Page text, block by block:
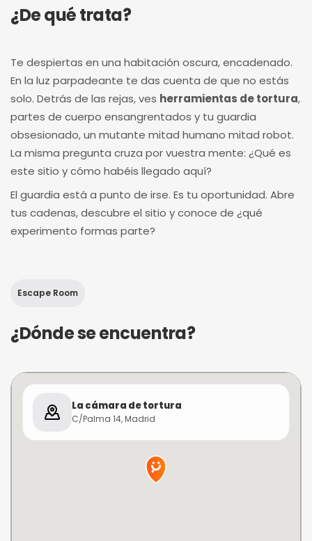
¿De qué trata?
Te despiertas en una habitación oscura, encadenado.
En la luz parpadeante te das cuenta de que no estás
solo. Detrás de las rejas, ves herramientas de tortura,
partes de cuerpo ensangrentados y tu guardia
obsesionado, un mutante mitad humano mitad robot.
La misma pregunta cruza por vuestra mente: ¿Qué es
este sitio y cómo habéis llegado aquí?
El guardia está a punto de irse. Es tu oportunidad. Abre
tus cadenas, descubre el sitio y conoce de ¿qué
experimento formas parte?
Escape Room
¿Dónde se encuentra?
La cámara de tortura
C/Palma 14, Madrid